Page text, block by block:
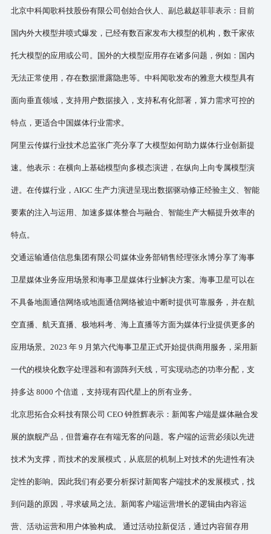
北京中科闻歌科技股份有限公司创始合伙人、副总裁赵菲菲表示：目前
国内外大模型井喷式爆发，已经有数百家发布大模型的机构，数千家依
托大模型的应用或公司。国外的大模型应用存在诸多问题，例如：国内
无法正常使用，存在数据泄露隐患等。中科闻歌发布的雅意大模型具有
面向垂直领域，支持用户数据接入，支持私有化部署，算力需求可控的
特点，更适合中国媒体行业需求。
阿里云传媒行业技术总监张广亮分享了大模型如何助力媒体行业创新提
速。他表示：在横向上基础模型向多模态演进，在纵向上向专属模型演
进。在传媒行业， AIGC 生产力演进呈现出数据驱动修正经验主义、智能
要素的注入与运用、加速多媒体整合与融合、智能生产大幅提升效率的
特点。
交通运输通信信息集团有限公司媒体业务部销售经理张永博分享了海事
卫星媒体业务应用场景和海事卫星媒体行业解决方案。海事卫星可以在
不具备地面通信网络或地面通信网络被迫中断时提供可靠服务，并在航
空直播、航天直播、极地科考、海上直播等方面为媒体行业提供更多的
应用场景。 2023 年 9 月第六代海事卫星正式开始提供商用服务，采用新
一代的模块化数字处理器和有源阵列天线，可实现动态的功率分配，支
持多达 8000 个信道，支持现有四代星上的所有业务。
北京思拓合众科技有限公司 CEO 钟胜辉表示：新闻客户端是媒体融合发
展的旗舰产品，但普遍存在有端无客的问题。客户端的运营必须以先进
技术为支撑，而技术的发展模式，从底层的机制上对技术的先进性有决
定性的影响。因此我们有必要分析探讨新闻客户端技术的发展模式，找
到问题的原因，寻求破局之法。新闻客户端运营增长的逻辑由内容运
营、活动运营和用户体验构成。 通过活动拉新促活，通过内容留存用